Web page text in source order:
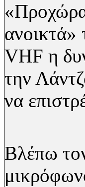
ανοικτά»
VHF η
την
να
Βλέπω